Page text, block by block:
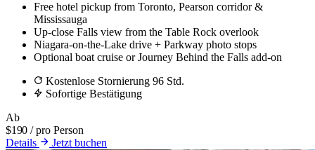
Free hotel pickup from Toronto, Pearson corridor &
Mississauga
Up-close Falls view from the Table Rock overlook
Niagara-on-the-Lake drive + Parkway photo stops
Optional boat cruise or Journey Behind the Falls add-on
Kostenlose Stornierung 96 Std.
Sofortige Bestätigung
Ab
$190 / pro Person
Details
Jetzt buchen